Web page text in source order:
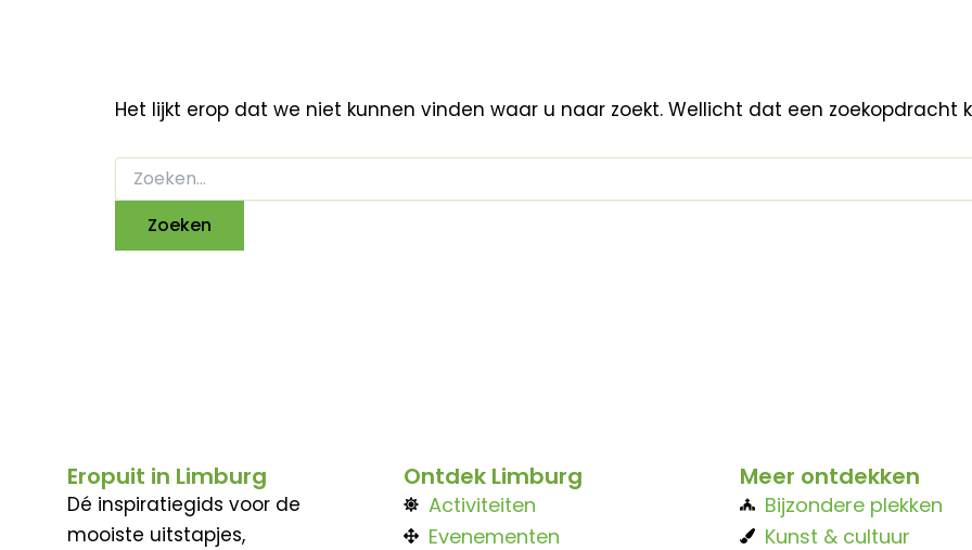
Het lijkt erop dat we niet kunnen vinden waar u naar zoekt. Wellicht dat een zoekopdracht
Eropuit in Limburg
Dé inspiratiegids voor de
mooiste uitstapjes,
Ontdek Limburg
Activiteiten
Evenementen
Meer ontdekken
Bijzondere plekken
Kunst & cultuur